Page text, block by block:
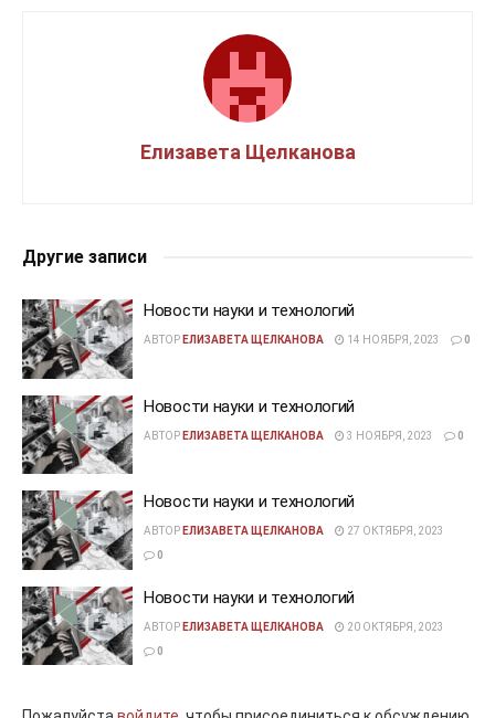
Елизавета Щелканова
Другие записи
Новости науки и технологий
АВТОР ЕЛИЗАВЕТА ЩЕЛКАНОВА 14 НОЯБРЯ, 2023 0
Новости науки и технологий
АВТОР ЕЛИЗАВЕТА ЩЕЛКАНОВА 3 НОЯБРЯ, 2023 0
Новости науки и технологий
АВТОР ЕЛИЗАВЕТА ЩЕЛКАНОВА
27 ОКТЯБРЯ, 2023
0
Новости науки и технологий
АВТОР ЕЛИЗАВЕТА ЩЕЛКАНОВА
20 ОКТЯБРЯ, 2023
0